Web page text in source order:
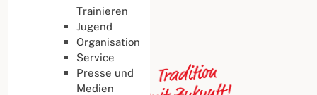
Trainieren
Jugend
Organisation
Service
Presse und
Medien